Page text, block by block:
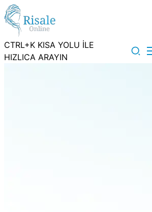
CTRL+K KISA YOLU İLE
HIZLICA ARAYIN